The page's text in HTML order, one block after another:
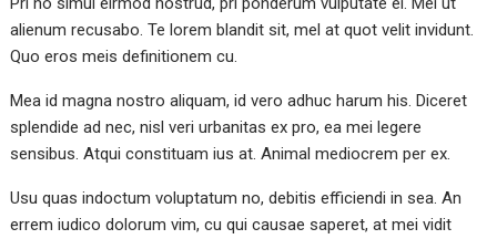
alienum recusabo. Te lorem blandit sit, mel at quot velit invidunt.
Quo eros meis definitionem cu.
Mea id magna nostro aliquam, id vero adhuc harum his. Diceret
splendide ad nec, nisl veri urbanitas ex pro, ea mei legere
sensibus. Atqui constituam ius at. Animal mediocrem per ex.
Usu quas indoctum voluptatum no, debitis efficiendi in sea. An
errem iudico dolorum vim, cu qui causae saperet, at mei vidit